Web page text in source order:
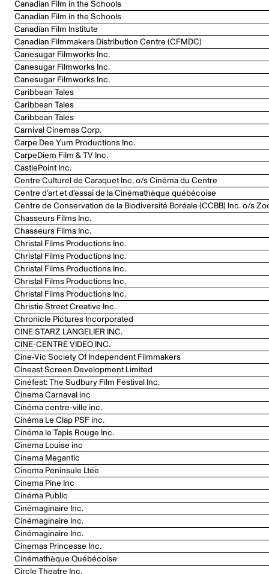
Canadian Film in the Schools
Canadian Film in the Schools
Canadian Film Institute
Canadian Filmmakers Distribution Centre (CFMDC)
Canesugar Filmworks Inc.
Canesugar Filmworks Inc.
Canesugar Filmworks Inc.
Caribbean Tales
Caribbean Tales
Caribbean Tales
Carnival Cinemas Corp.
Carpe Dee Yum Productions Inc.
CarpeDiem Film & TV Inc.
CastlePoint Inc.
Centre Culturel de Caraquet Inc. o/s Cinéma du Centre
Centre d’art et d’essai de la Cinémathèque québécoise
Centre de Conservation de la Biodiversité Boréale (CCBB) Inc. o/s
Chasseurs Films Inc.
Chasseurs Films Inc.
Christal Films Productions Inc.
Christal Films Productions Inc.
Christal Films Productions Inc.
Christal Films Productions Inc.
Christal Films Productions Inc.
Christie Street Creative Inc.
Chronicle Pictures Incorporated
CINE STARZ LANGELIER INC.
CINE-CENTRE VIDEO INC.
Cine-Vic Society Of Independent Filmmakers
Cineast Screen Development Limited
Cinéfest: The Sudbury Film Festival Inc.
Cinema Carnaval inc
Cinéma centre-ville inc.
Cinéma Le Clap PSF inc.
Cinéma le Tapis Rouge Inc.
Cinema Louise inc
Cinema Megantic
Cinema Peninsule Ltée
Cinema Pine Inc
Cinéma Public
Cinémaginaire Inc.
Cinémaginaire Inc.
Cinémaginaire Inc.
Cinemas Princesse Inc.
Cinémathèque Québécoise
Circle Theatre Inc.